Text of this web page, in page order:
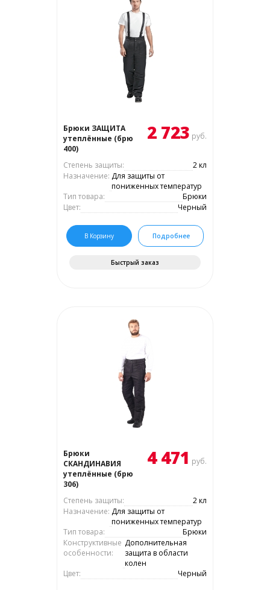
Брюки ЗАЩИТА
утеплённые (брю
400)
2 723 руб.
Степень защиты:
2 кл
Назначение: Для защиты от
пониженных температур
Тип товара:
Брюки
Цвет:
Черный
В Корзину Подробнее
Быстрый заказ
Брюки
СКАНДИНАВИЯ
утеплённые (брю
306)
4 471 руб.
Степень защиты:
2 кл
Назначение: Для защиты от
пониженных температур
Тип товара:
Брюки
Конструктивные
особенности:
Дополнительная
защита в области
колен
Цвет:
Черный